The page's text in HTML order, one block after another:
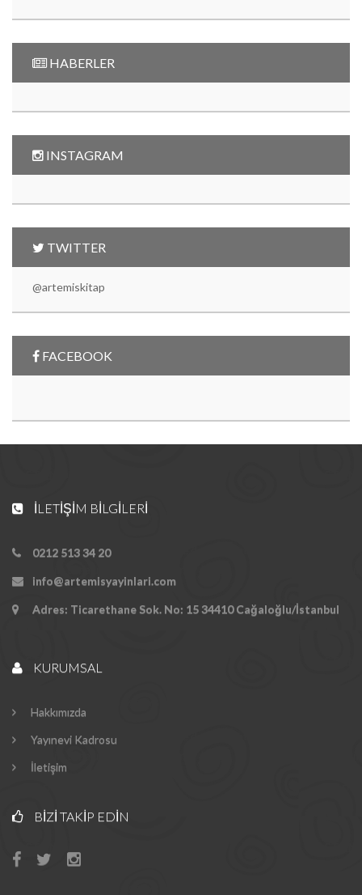
HABERLER
INSTAGRAM
TWITTER
@artemiskitap
FACEBOOK
İLETIŞIM BILGILERI
0212 513 34 20
info@artemisyayinlari.com
Adres: Ticarethane Sok. No: 15 34410 Cağaloğlu/İstanbul
KURUMSAL
Hakkımızda
Yayınevi Kadrosu
İletişim
BIZI TAKIP EDIN